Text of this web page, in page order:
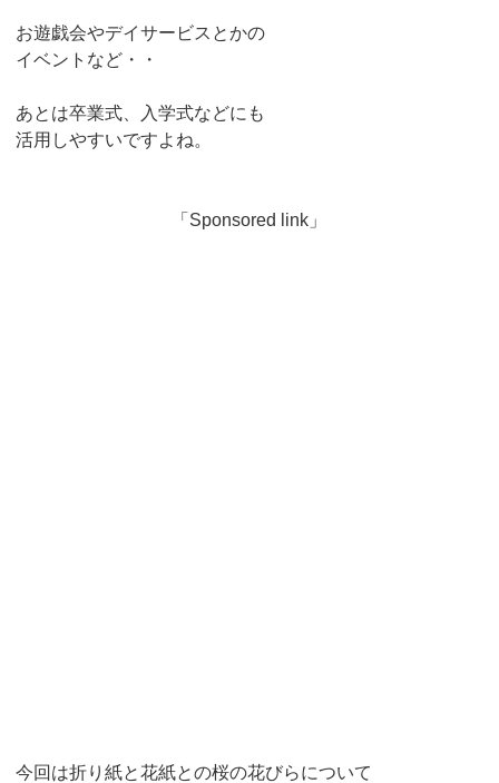
お遊戯会やデイサービスとかの
イベントなど・・
あとは卒業式、入学式などにも
活用しやすいですよね。
「Sponsored link」
今回は折り紙と花紙との桜の花びらについて